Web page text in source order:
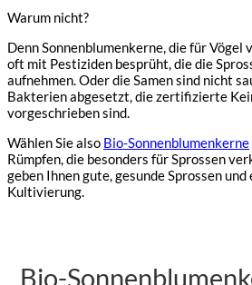
Warum nicht?
Denn Sonnenblumenkerne, die für
oft mit Pestiziden besprüht, die die
aufnehmen. Oder die Samen sind nicht
Bakterien abgesetzt, die zertifizierte
vorgeschrieben sind.
Wählen Sie also Bio-Sonnenblumenkerne
Rümpfen, die besonders für Sprossen
geben Ihnen gute, gesunde Sprossen
Kultivierung.
Bio-